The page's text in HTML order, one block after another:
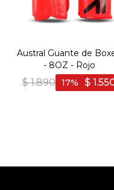
Austral Guante de
- 8OZ - Rojo
$ 1.890 $
17